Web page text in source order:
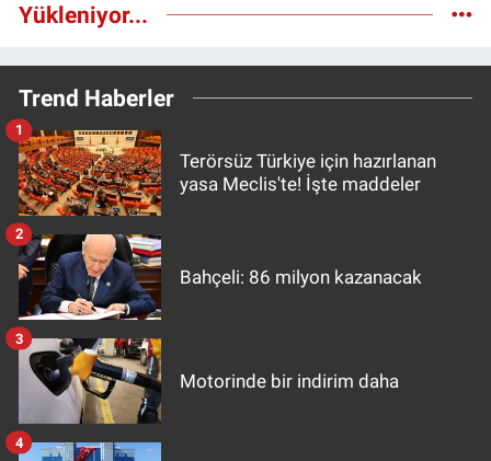
Yükleniyor...
Trend Haberler
Terörsüz Türkiye için hazırlanan
yasa Meclis'te! İşte maddeler
1
Bahçeli: 86 milyon kazanacak
2
Motorinde bir indirim daha
3
4